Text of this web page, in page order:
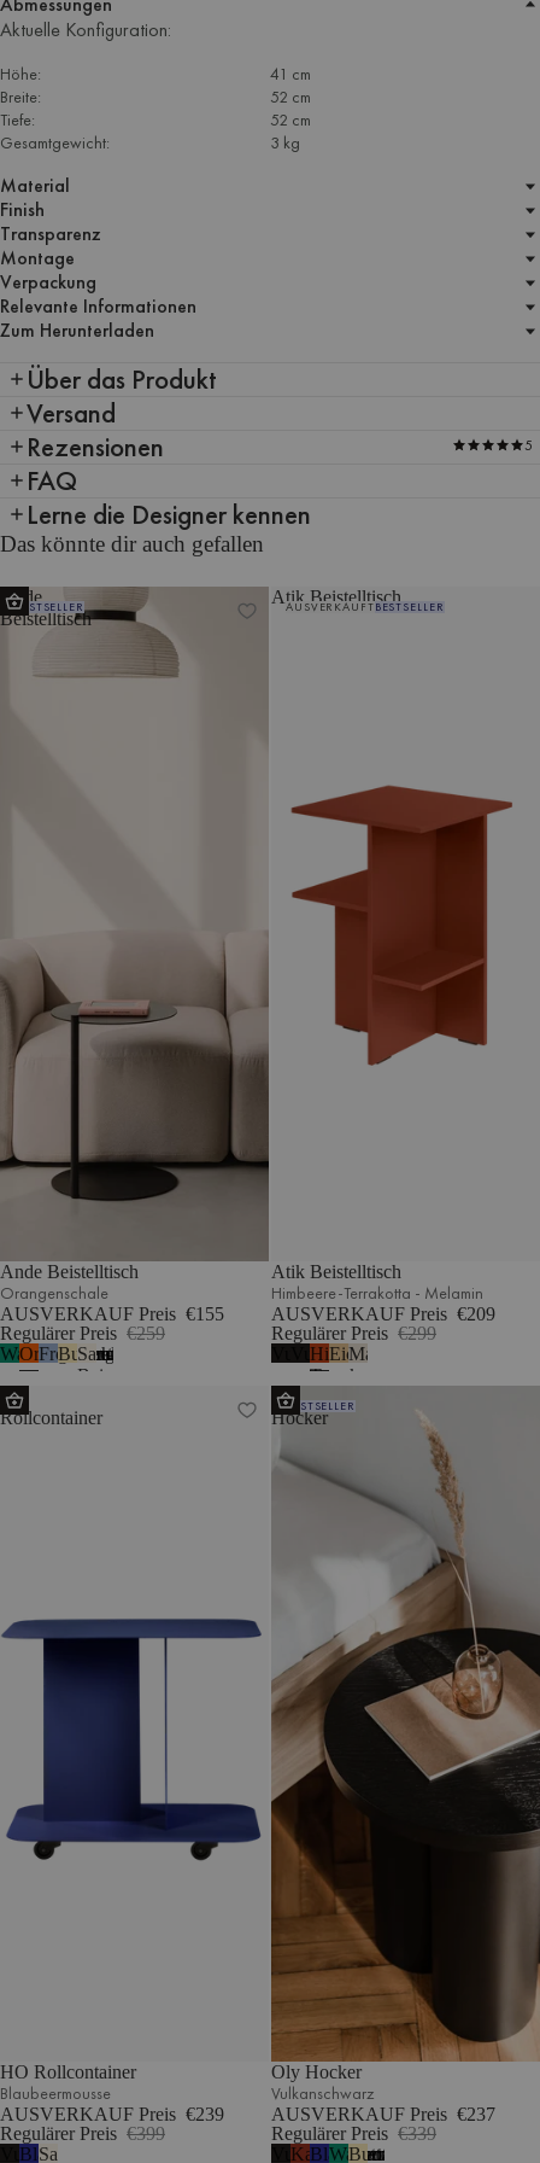
Aktuelle Konfiguration:
Höhe:
41 cm
Breite:
52 cm
Tiefe:
52 cm
Gesamtgewicht:
3 kg
Material
Finish
Transparenz
Montage
Verpackung
Relevante Informationen
Zum Herunterladen
Über das Produkt
Versand
Rezensionen
5
FAQ
Lerne die Designer kennen
Das könnte dir auch gefallen
Ande
Beistelltisch
BESTSELLER
Ande Beistelltisch
Orangenschale
AUSVERKAUF Preis €155
Regulärer Preis €259
Wassermelonengrün
Orangenschale
Frostblau
Buttergelb
Sand
Beige
4
Atik Beistelltisch
AUSVERKAUFTBESTSELLER
Atik Beistelltisch
Himbeere-Terrakotta - Melamin
AUSVERKAUF Preis €209
Regulärer Preis €299
Vulkanschwarz
Vulkanschwarz
Melamin
Himbeere-
Terrakotta
-
Melamin
EicheMandelgrau
-
Melamin
HO
Rollcontainer
HO Rollcontainer
Blaubeermousse
AUSVERKAUF Preis €239
Regulärer Preis €399
Vulkanschwarz
Blaubeermousse
Sand
Oly
Hocker
BESTSELLER
Oly Hocker
Vulkanschwarz
AUSVERKAUF Preis €237
Regulärer Preis €339
Vulkanschwarz
Kastanienrot
Blaubeermousse
Wassermelonengrün
Buttergelb
1